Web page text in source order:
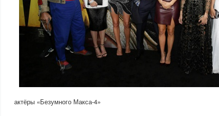
актёры «Безумного Макса-4»